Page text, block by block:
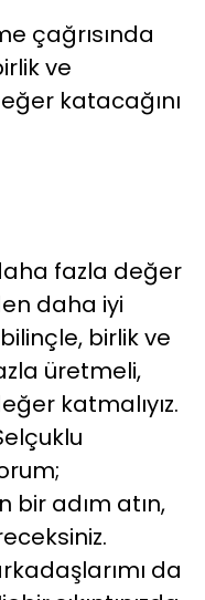
çağrısında
ve
katacağını
fazla değer
daha iyi
birlik ve
üretmeli,
katmalıyız.
bir adım atın,
da